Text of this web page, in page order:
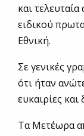
και
ειδικού
Εθνική.
Σε γενικές
ότι ήταν
ευκαιρίες και
Τα Μετέωρα